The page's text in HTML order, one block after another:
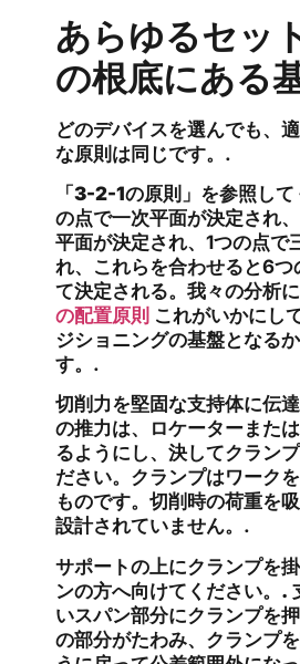
あらゆるセッ
の根底にある
どのデバイスを選んでも、
な原則は同じです。.
「3-2-1の原則」を参照し
の点で一次平面が決定され
平面が決定され、1つの点で
れ、これらを合わせると6つ
て決定される。我々の分析に
の配置原則 これがいかにし
ジショニングの基盤となる
す。.
切削力を堅固な支持体に伝
の推力は、ロケーターまた
るようにし、決してクラン
ださい。クランプはワーク
ものです。切削時の荷重を
設計されていません。.
サポートの上にクランプを
ンの方へ向けてください。.
いスパン部分にクランプを
の部分がたわみ、クランプ